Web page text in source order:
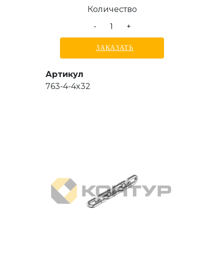
Количество
-
+
ЗАКАЗАТЬ
Артикул
763-4-4x32